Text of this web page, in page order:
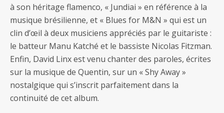
à son héritage flamenco, « Jundiai » en référence à la
musique brésilienne, et « Blues for M&N » qui est un
clin d’œil à deux musiciens appréciés par le guitariste :
le batteur Manu Katché et le bassiste Nicolas Fitzman.
Enfin, David Linx est venu chanter des paroles, écrites
sur la musique de Quentin, sur un « Shy Away »
nostalgique qui s’inscrit parfaitement dans la
continuité de cet album.